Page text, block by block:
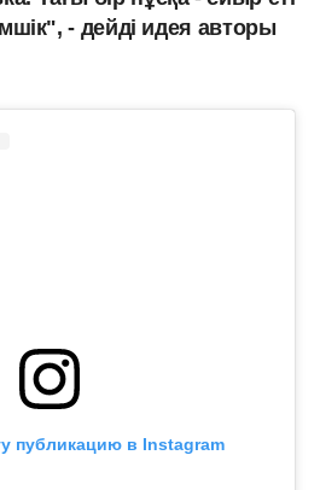
- дейді идея авторы
публикацию в Instagram